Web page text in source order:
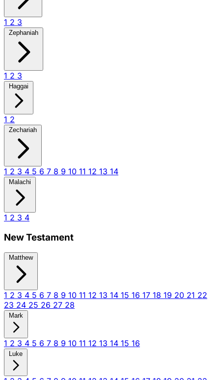
1 2 3
Zephaniah
1 2 3
Haggai
1 2
Zechariah
1 2 3 4 5 6 7 8 9 10 11 12 13 14
Malachi
1 2 3 4
New Testament
Matthew
1 2 3 4 5 6 7 8 9 10 11 12 13 14 15 16 17 18 19 20 21 22
23 24 25 26 27 28
Mark
1 2 3 4 5 6 7 8 9 10 11 12 13 14 15 16
Luke